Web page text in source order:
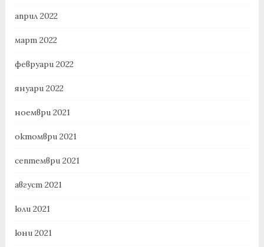
април 2022
март 2022
февруари 2022
януари 2022
ноември 2021
октомври 2021
септември 2021
август 2021
юли 2021
юни 2021